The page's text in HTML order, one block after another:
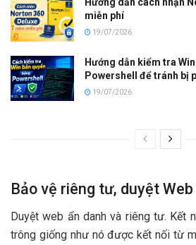
Hướng dẫn cách nhận
miễn phí
19/07/2026
Hướng dẫn kiểm tra
Powershell để tránh bị
19/07/2026
Bảo vệ riêng tư, duyệt
Duyệt web ẩn danh và riêng tư. Kết
trông giống như nó được kết nối từ